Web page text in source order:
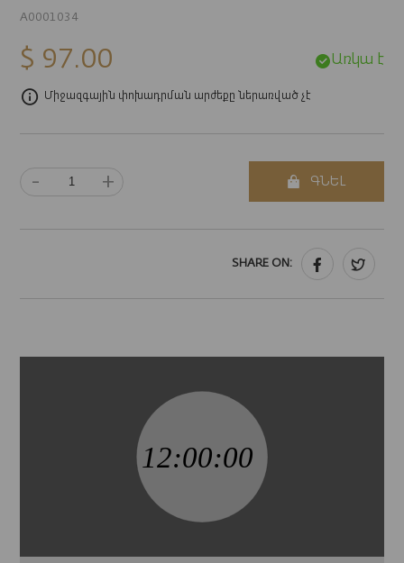
A0001034
$ 97.00 Առկա է
Միջազգային փոխադրման արժեքը ներառված չէ
- + ԳՆԵԼ
SHARE ON: